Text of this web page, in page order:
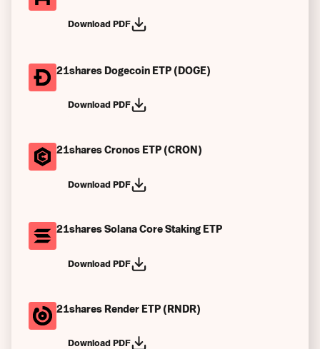
Download PDF
21shares Dogecoin ETP (DOGE)
Download PDF
21shares Cronos ETP (CRON)
Download PDF
21shares Solana Core Staking ETP
Download PDF
21shares Render ETP (RNDR)
Download PDF